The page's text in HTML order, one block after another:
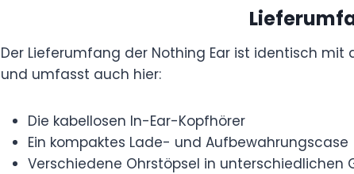
Der Lieferumfang der Nothing Ear ist identisch
und umfasst auch hier:
Die kabellosen In-Ear-Kopfhörer
Ein kompaktes Lade- und Aufbewahrungscase
Verschiedene Ohrstöpsel in unterschiedlichen